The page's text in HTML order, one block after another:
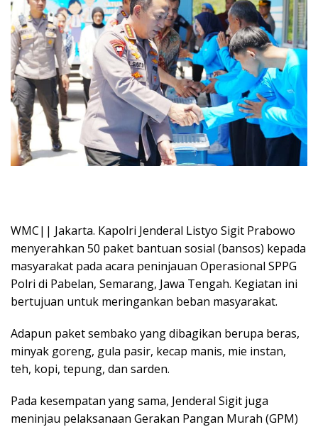
WMC|| Jakarta. Kapolri Jenderal Listyo Sigit Prabowo
menyerahkan 50 paket bantuan sosial (bansos) kepada
masyarakat pada acara peninjauan Operasional SPPG
Polri di Pabelan, Semarang, Jawa Tengah. Kegiatan ini
bertujuan untuk meringankan beban masyarakat.
Adapun paket sembako yang dibagikan berupa beras,
minyak goreng, gula pasir, kecap manis, mie instan,
teh, kopi, tepung, dan sarden.
Pada kesempatan yang sama, Jenderal Sigit juga
meninjau pelaksanaan Gerakan Pangan Murah (GPM)